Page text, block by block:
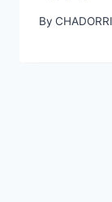
By CHADORRI